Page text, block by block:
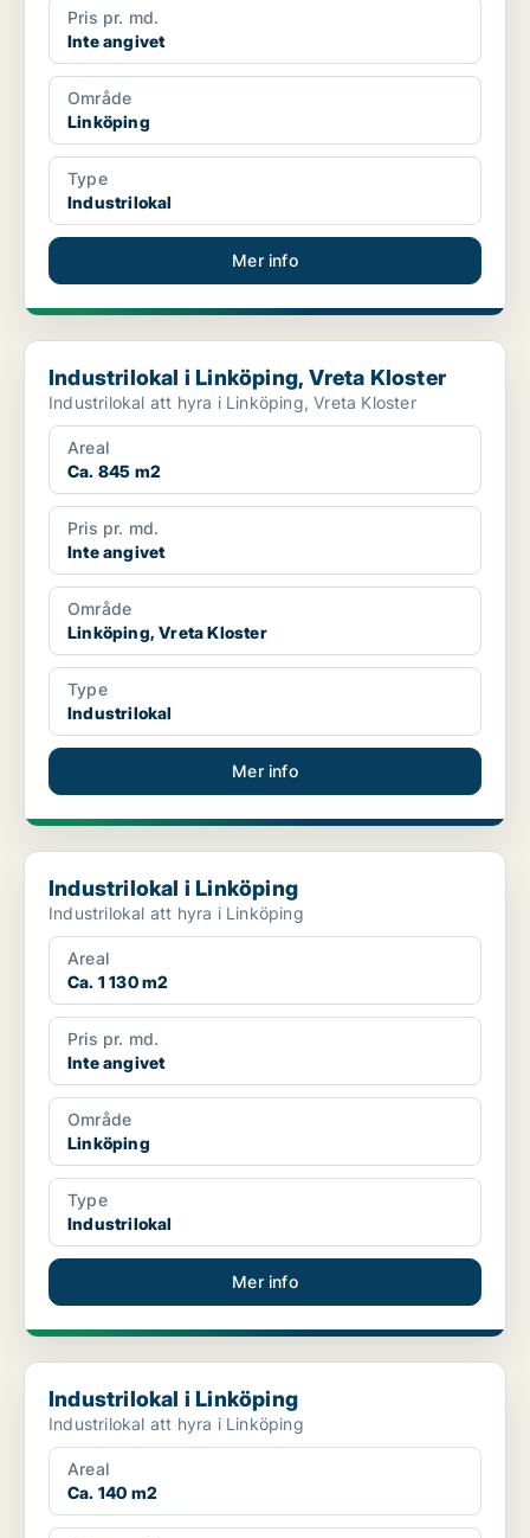
Pris pr. md.
Inte angivet
Område
Linköping
Type
Industrilokal
Mer info
Industrilokal i Linköping, Vreta Kloster
Industrilokal i Linköping, Vreta Kloster
Industrilokal att hyra i Linköping, Vreta Kloster
Areal
Ca. 845 m2
Pris pr. md.
Inte angivet
Område
Linköping, Vreta Kloster
Type
Industrilokal
Mer info
Industrilokal i Linköping
Industrilokal i Linköping
Industrilokal att hyra i Linköping
Areal
Ca. 1 130 m2
Pris pr. md.
Inte angivet
Område
Linköping
Type
Industrilokal
Mer info
Industrilokal i Linköping
Industrilokal i Linköping
Industrilokal att hyra i Linköping
Areal
Ca. 140 m2